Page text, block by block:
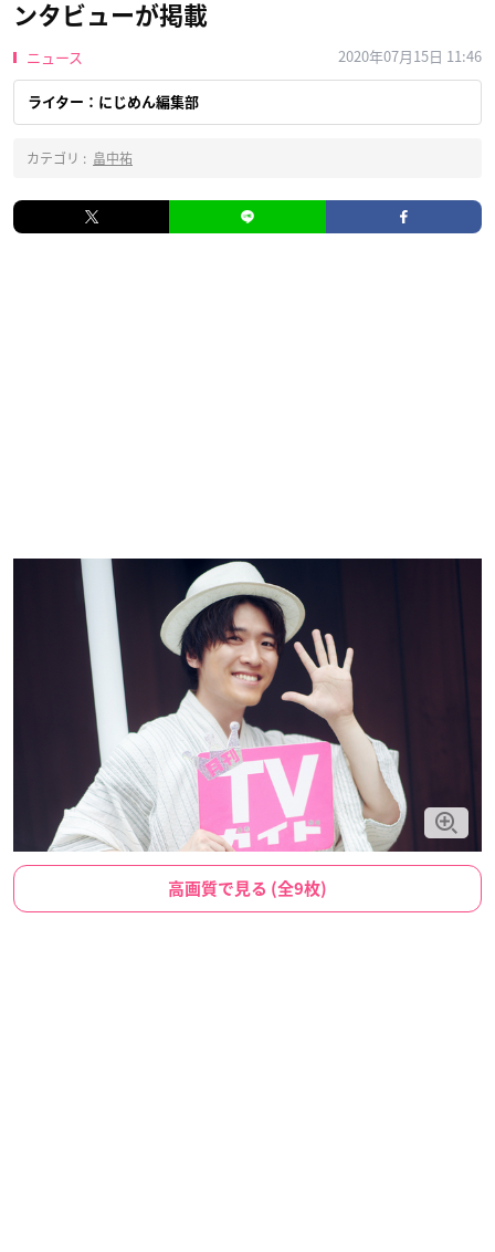
ンタビューが掲載
ニュース 2020年07月15日 11:46
ライター：にじめん編集部
カテゴリ : 畠中祐
高画質で見る (全9枚)